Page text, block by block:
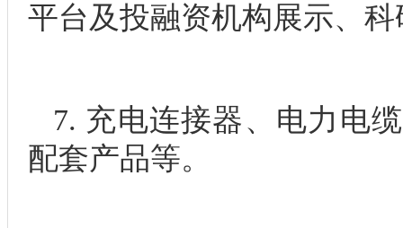
平台及投融资机构展示、
7. 充电连接器、电力电
配套产品等。